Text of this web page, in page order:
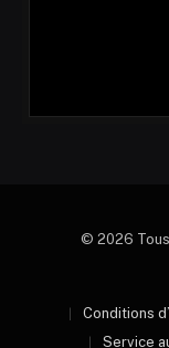
© 2026
Conditions
Service